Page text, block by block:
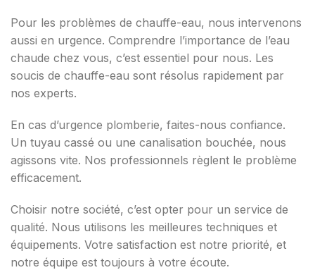
Pour les problèmes de chauffe-eau, nous intervenons
aussi en urgence. Comprendre l’importance de l’eau
chaude chez vous, c’est essentiel pour nous. Les
soucis de chauffe-eau sont résolus rapidement par
nos experts.
En cas d’urgence plomberie, faites-nous confiance.
Un tuyau cassé ou une canalisation bouchée, nous
agissons vite. Nos professionnels règlent le problème
efficacement.
Choisir notre société, c’est opter pour un service de
qualité. Nous utilisons les meilleures techniques et
équipements. Votre satisfaction est notre priorité, et
notre équipe est toujours à votre écoute.